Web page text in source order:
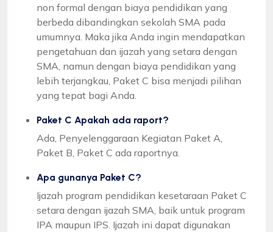
non formal dengan biaya pendidikan yang
berbeda dibandingkan sekolah SMA pada
umumnya. Maka jika Anda ingin mendapatkan
pengetahuan dan ijazah yang setara dengan
SMA, namun dengan biaya pendidikan yang
lebih terjangkau, Paket C bisa menjadi pilihan
yang tepat bagi Anda.
Paket C Apakah ada raport?
Ada, Penyelenggaraan Kegiatan Paket A,
Paket B, Paket C ada raportnya.
Apa gunanya Paket C?
Ijazah program pendidikan kesetaraan Paket C
setara dengan ijazah SMA, baik untuk program
IPA maupun IPS. Ijazah ini dapat digunakan